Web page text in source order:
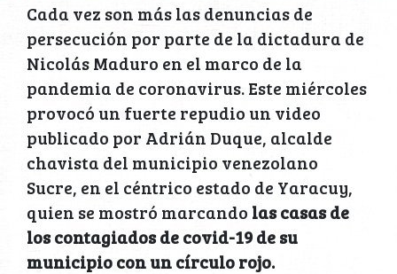
Cada vez son más las denuncias de
persecución por parte de la dictadura de
Nicolás Maduro en el marco de la
pandemia de coronavirus. Este miércoles
provocó un fuerte repudio un video
publicado por Adrián Duque, alcalde
chavista del municipio venezolano
Sucre, en el céntrico estado de Yaracuy,
quien se mostró marcando las casas de
los contagiados de covid-19 de su
municipio con un círculo rojo.